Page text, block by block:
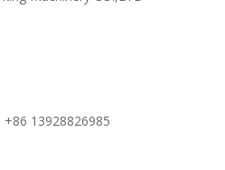
13928826985